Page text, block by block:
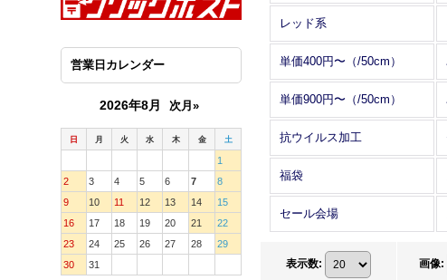
営業日カレンダー
2026年8月 次月»
日 月 火 水 木 金 土
1
2
3 4 5 6 7
8
9
10 11 12 13 14
15
16
17 18 19 20 21
22
23
24 25 26 27 28
29
30
31
レッド系
単価400円〜（/50cm）
単価900円〜（/50cm）
抗ウイルス加工
福袋
セール会場
表示数: 画像: